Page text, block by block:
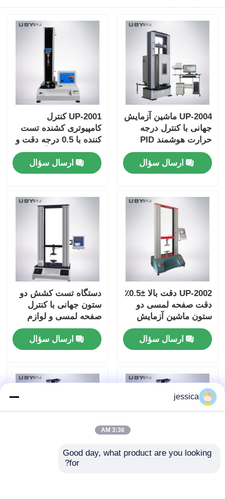
UP-2004 ماشین آزمایش
جهانی با کنترل درجه
حرارت هوشمند PID
برای تست مقاومت
کششی سازگار با
استانداردهای ISO
نیروی 10KN
ارسال سؤال
UP-2001 کنترل
کامپیوتری کشنده تست
کننده با 0.5 درجه دقت و
600mm فضای آزمایش
موثر برای لباس
ارسال سؤال
UP-2002 دقت بالا ±0.5٪
دقت صفحه لمسی دو
ستون ماشین آزمایش
جهانی برای آزمایش
قدرت کششارسال سؤال
دستگاه تست کشش دو
ستون جهانی با کنترل
صفحه لمسی و لوازم
قابل تعویض
ارسال سؤال
jessica
3:36 AM
Good day, what product are you looking
for?